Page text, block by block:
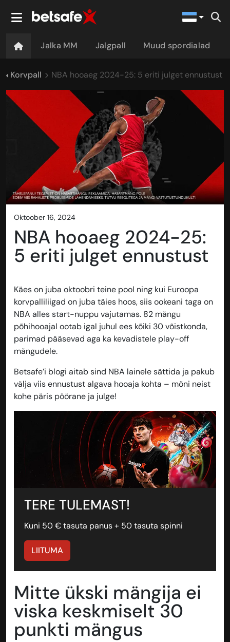
Jalka MM Jalgpall Muud spordialad
Korvpall NBA hooaeg 2024-25: 5 eriti julget ennustust
oktoober 16, 2024
NBA hooaeg 2024-25:
5 eriti julget ennustust
Käes on juba oktoobri teine pool ning kui Euroopa
korvpalliliigad on juba täies hoos, siis ookeani taga on
NBA alles start-nuppu vajutamas. 82 mängu
põhihooajal ootab igal juhul ees kõiki 30 võistkonda,
parimad pääsevad aga ka kevadistele play-off
mängudele.
Betsafe’i blogi aitab sind NBA lainele sättida ja pakub
välja viis ennustust algava hooaja kohta – mõni neist
kohe päris pöörane ja julge!
TERE TULEMAST!
Kuni 50 € tasuta panus + 50 tasuta spinni
LIITUMA
Mitte ükski mängija ei
viska keskmiselt 30
punkti mängus